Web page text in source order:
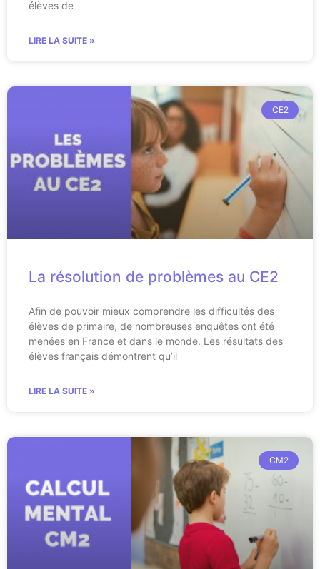
élèves de
LIRE LA SUITE »
CE2
La résolution de problèmes au CE2
Afin de pouvoir mieux comprendre les difficultés des
élèves de primaire, de nombreuses enquêtes ont été
menées en France et dans le monde. Les résultats des
élèves français démontrent qu’il
LIRE LA SUITE »
CM2